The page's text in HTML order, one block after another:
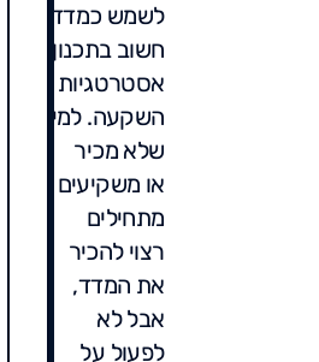
לשמש כמדד
חשוב בתכנון
אסטרטגיות
השקעה. למי
שלא מכיר
או משקיעים
מתחילים
רצוי להכיר
את המדד,
אבל לא
לפעול על